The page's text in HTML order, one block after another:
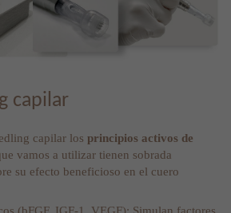
capilar
capilar los principios activos de
vamos a utilizar tienen sobrada
su efecto beneficioso en el cuero